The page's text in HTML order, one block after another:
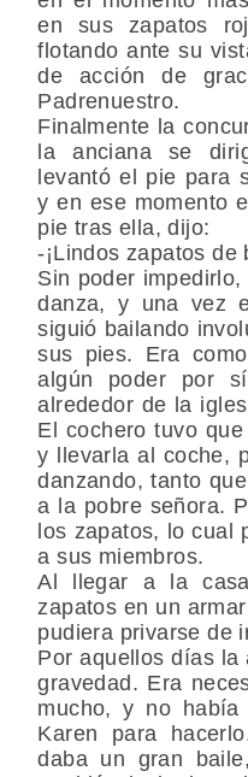
en sus zapatos
flotando ante su
de acción de
Padrenuestro.
Finalmente la
la anciana se
levantó el pie para
y en ese momento
pie tras ella, dijo:
-¡Lindos zapatos de
Sin poder
danza, y una vez
siguió bailando
sus pies. Era
algún poder por
alrededor de la
El cochero tuvo
y llevarla al coche,
danzando, tanto
a la pobre señora.
los zapatos, lo cual
a sus miembros.
Al llegar a la
zapatos en un
pudiera privarse de
Por aquellos días la
gravedad. Era
mucho, y no había
Karen para
daba un gran